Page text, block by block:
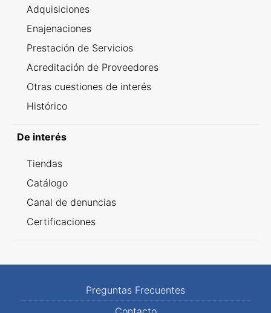
Adquisiciones
Enajenaciones
Prestación de Servicios
Acreditación de Proveedores
Otras cuestiones de interés
Histórico
De interés
Tiendas
Catálogo
Canal de denuncias
Certificaciones
Preguntas Frecuentes